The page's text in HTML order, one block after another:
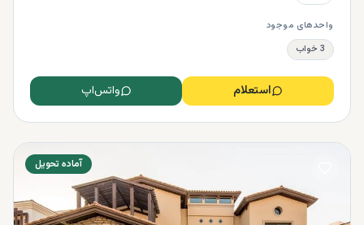
واحدهای موجود
3 خواب
استعلام واتس‌اپ
آماده تحویل